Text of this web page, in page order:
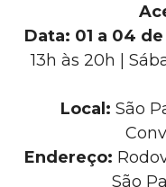
Data: 01 a 04
13h às 20h |
Local: São
Endereço:
São